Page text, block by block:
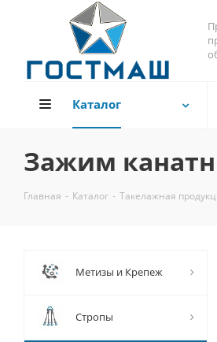
Каталог
Зажим
Главная - Каталог - Такелажная
Метизы и Крепеж
Стропы